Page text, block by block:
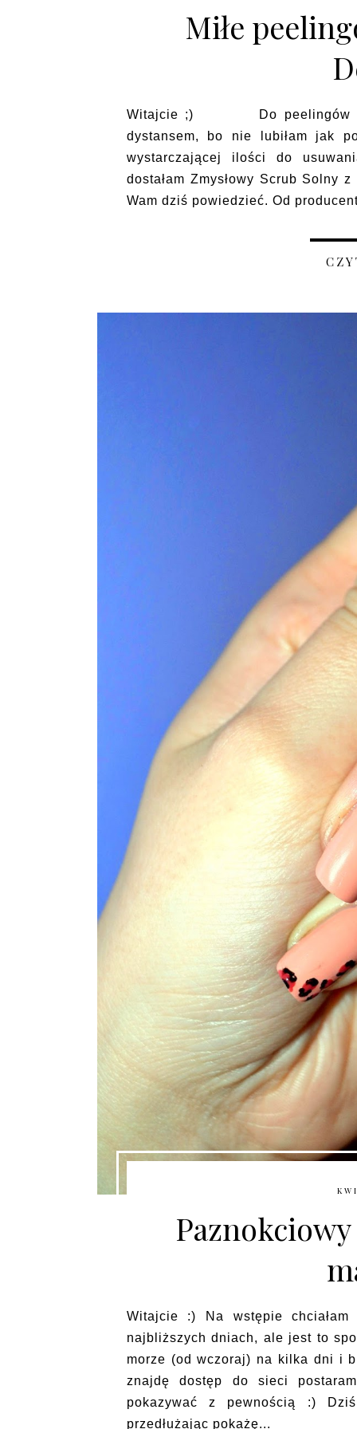
Miłe
Witajcie ;) Do peelingów
dystansem, bo nie lubiłam jak
wystarczającej ilości do
dostałam Zmysłowy Scrub Solny
Wam dziś powiedzieć. Od
Witajcie :) Na wstępie
najbliższych dniach, ale jest to
morze (od wczoraj) na kilka dni i
znajdę dostęp do sieci
pokazywać z pewnością :)
przedłużając pokażę...